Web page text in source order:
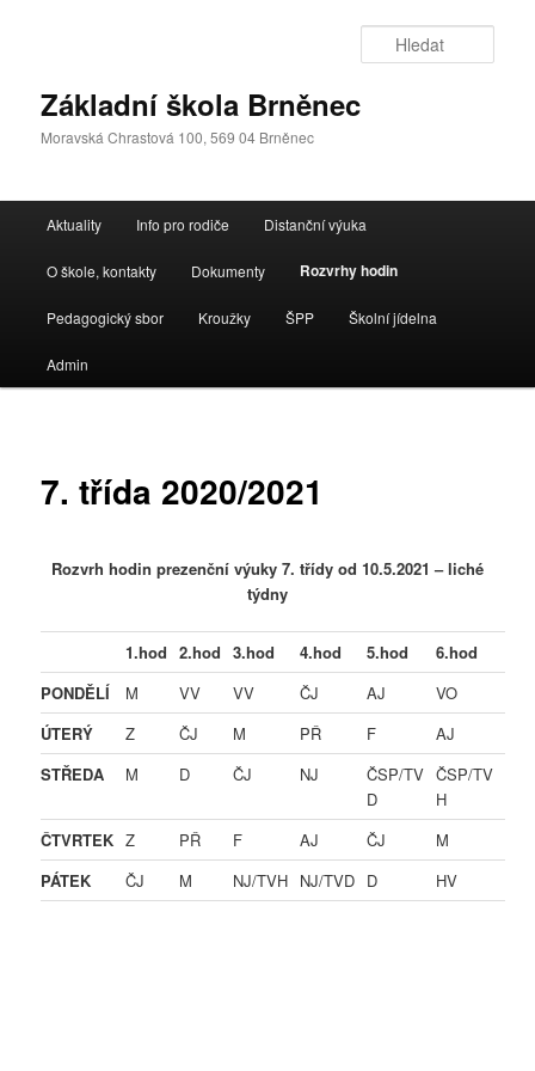
Základní škola Brněnec
Moravská Chrastová 100, 569 04 Brněnec
navigační
Aktuality Info pro rodiče Distanční výuka
O škole, kontakty Dokumenty Rozvrhy hodin
Pedagogický sbor Kroužky ŠPP Školní jídelna
Admin
7. třída 2020/2021
Rozvrh hodin prezenční výuky 7. třídy od 10.5.2021 – liché
týdny
1.hod 2.hod 3.hod 4.hod 5.hod
6.hod
PONDĚLÍ
M VV VV ČJ AJ
VO
ÚTERÝ
Z ČJ M PŘ F
AJ
STŘEDA
M D ČJ NJ
ČSP/TV
D
ČSP/TV
H
ČTVRTEK Z PŘ F AJ ČJ
M
PÁTEK
ČJ M NJ/TVH NJ/TVD D HV